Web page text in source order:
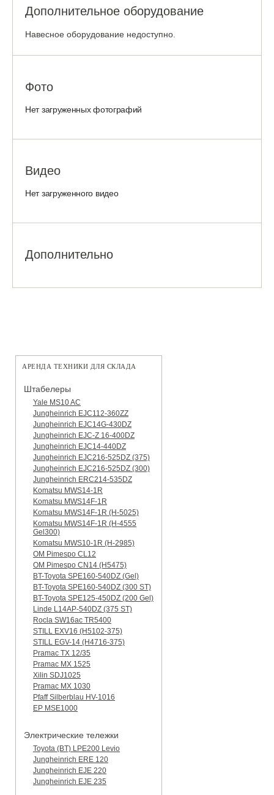
Дополнительное оборудование
Навесное оборудование недоступно.
Фото
Нет загруженных фотографий
Видео
Нет загруженного видео
Дополнительно
АРЕНДА ТЕХНИКИ ДЛЯ СКЛАДА
Штабелеры
Yale MS10 AC
Jungheinrich EJC112-360ZZ
Jungheinrich EJC14G-430DZ
Jungheinrich EJC-Z 16-400DZ
Jungheinrich EJC14-440DZ
Jungheinrich EJC216-525DZ (375)
Jungheinrich EJC216-525DZ (300)
Jungheinrich ERC214-535DZ
Komatsu MWS14-1R
Komatsu MWS14F-1R
Komatsu MWS14F-1R (H-5025)
Komatsu MWS14F-1R (H-4555
Gel300)
Komatsu MWS10-1R (Н-2985)
OM Pimespo CL12
OM Pimespo CN14 (Н5475)
BT-Toyota SPE160-540DZ (Gel)
BT-Toyota SPE160-540DZ (300 ST)
BT-Toyota SPE125-450DZ (200 Gel)
Linde L14AP-540DZ (375 ST)
Rocla SW16ac TR5400
STILL EXV16 (H5102-375)
STILL EGV-14 (H4716-375)
Pramac TX 12/35
Pramac MX 1525
Xilin SDJ1025
Pramac MX 1030
Pfaff Silberblau HV-1016
EP MSE1000
Электрические тележки
Toyota (BT) LPE200 Levio
Jungheinrich ERE 120
Jungheinrich EJE 220
Jungheinrich EJE 235